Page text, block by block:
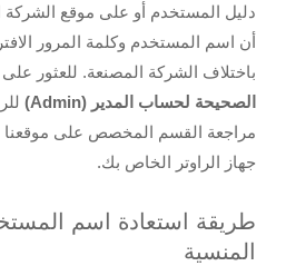
دليل المستخدم أو على موقع الشركة
أن اسم المستخدم وكلمة المرور
باختلاف الشركة المصنعة. للعثور على
الصحيحة لحساب المدير (Admin
)
مراجعة القسم المخصص على موقعنا
جهاز الراوتر الخاص بك.
طريقة استعادة اسم
المنسية